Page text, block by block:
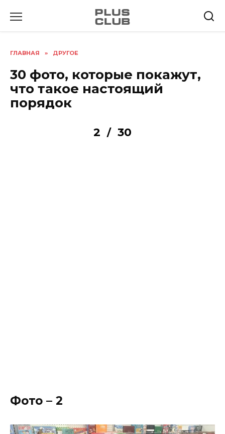
ГЛАВНАЯ » ДРУГОЕ
30 фото, которые покажут,
что такое настоящий
порядок
2 / 30
Фото – 2